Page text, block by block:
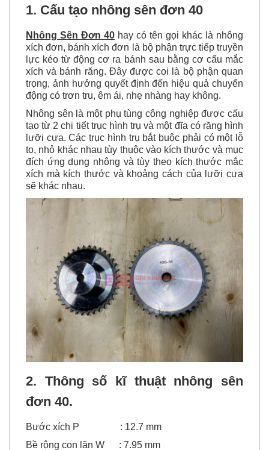
Nhông Sên Đơn 40hay có tên gọi khác là nhông
xích đơn, bánh xích đơn là bộ phận trực tiếp truyền
lực kéo từ động cơ ra bánh sau bằng cơ cấu mắc
xích và bánh răng. Đây được coi là bộ phận quan
trọng, ảnh hưởng quyết định đến hiệu quả chuyển
động có trơn tru, êm ái, nhẹ nhàng hay không.
Nhông sên là một phụ tùng công nghiệp được cấu
tạo từ 2 chi tiết trục hình trụ và một đĩa có răng hình
lưỡi cưa. Các trục hình trụ bắt buộc phải có một lỗ
to, nhỏ khác nhau tùy thuộc vào kích thước và mục
đích ứng dụng nhông và tùy theo kích thước mắc
xích mà kích thước và khoảng cách của lưỡi cưa
sẽ khác nhau.
2. Thông số kĩ thuật
Bước xích P : 12.7 mm